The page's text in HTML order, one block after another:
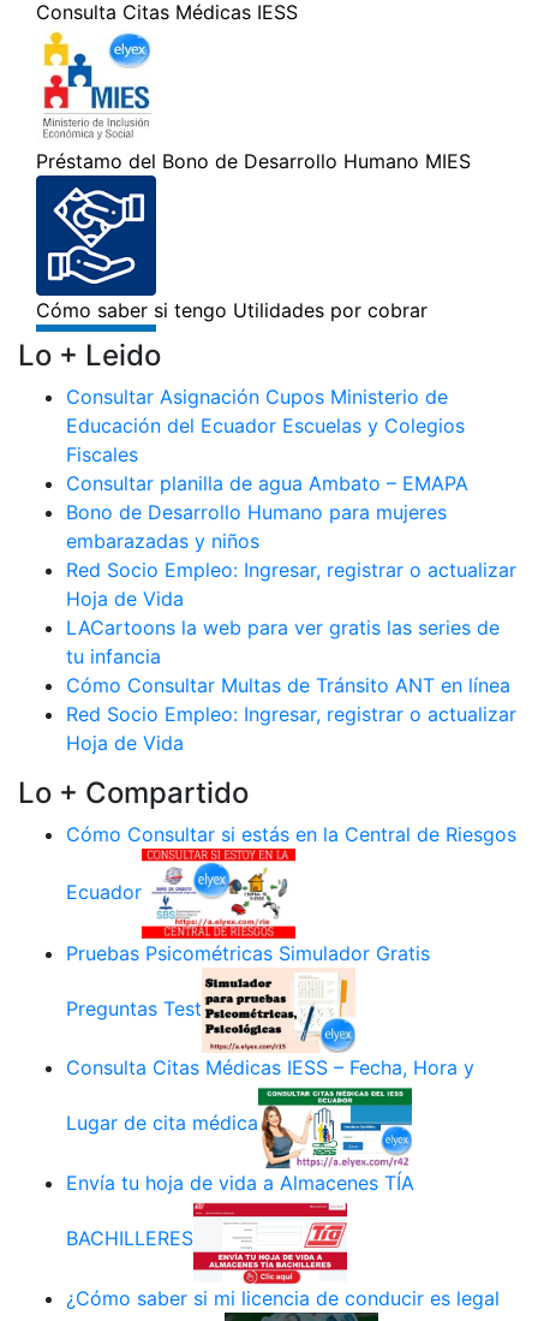
Lo + Leido
Consultar Asignación Cupos Ministerio de
Educación del Ecuador Escuelas y Colegios
Fiscales
Consultar planilla de agua Ambato – EMAPA
Bono de Desarrollo Humano para mujeres
embarazadas y niños
Red Socio Empleo: Ingresar, registrar o actualizar
Hoja de Vida
LACartoons la web para ver gratis las series de
tu infancia
Cómo Consultar Multas de Tránsito ANT en línea
Red Socio Empleo: Ingresar, registrar o actualizar
Hoja de Vida
Lo + Compartido
Cómo Consultar si estás en la Central de Riesgos
Ecuador
Pruebas Psicométricas Simulador Gratis
Preguntas Test
Consulta Citas Médicas IESS – Fecha, Hora y
Lugar de cita médica
Envía tu hoja de vida a Almacenes TÍA
BACHILLERES
¿Cómo saber si mi licencia de conducir es legal